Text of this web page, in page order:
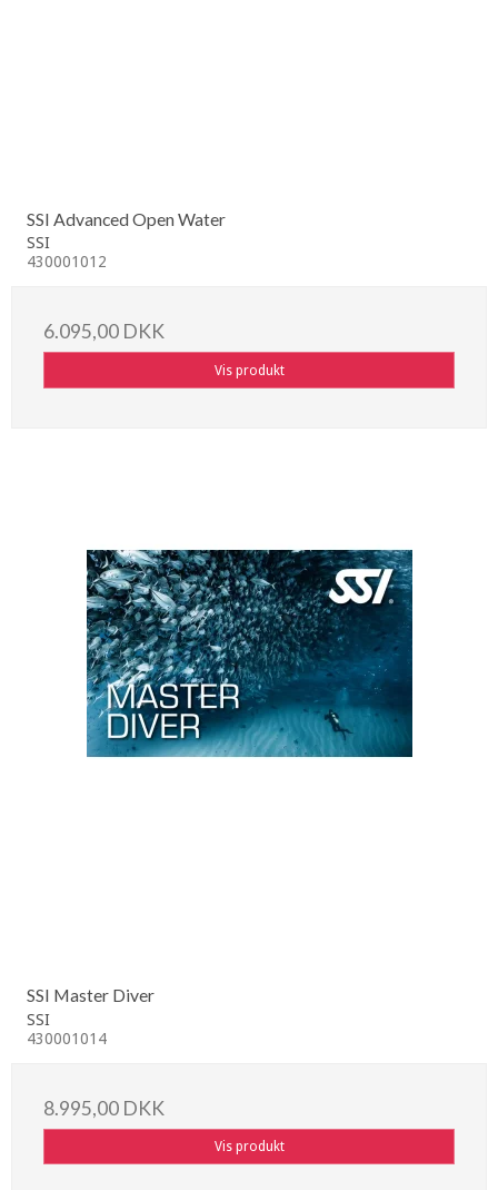
SSI Advanced Open Water
SSI
430001012
6.095,00 DKK
Vis produkt
SSI Master Diver
SSI
430001014
8.995,00 DKK
Vis produkt